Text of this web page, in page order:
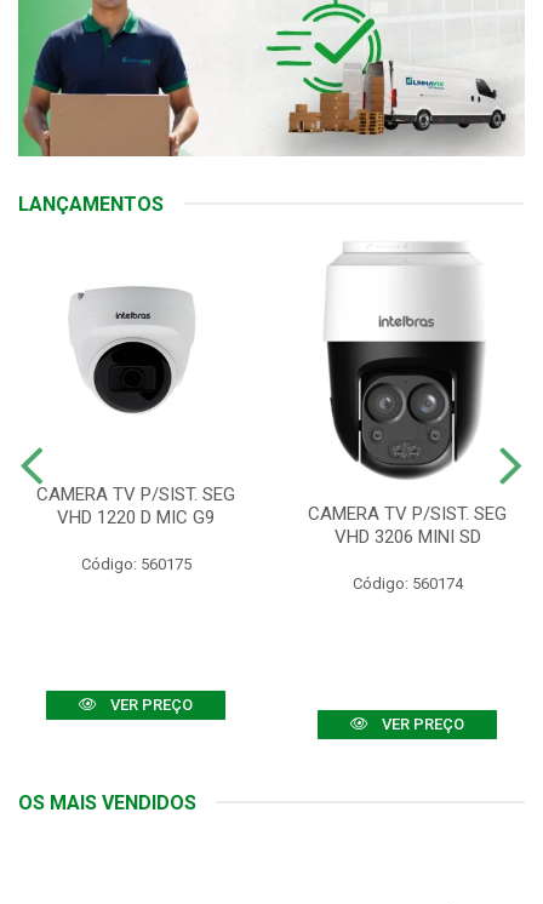
LANÇAMENTOS
CAMERA TV P/SIST. SEG
VHD 1220 D MIC G9
Código: 560175
VER PREÇO
CAMERA TV P/SIST. SEG
VHD 3206 MINI SD
Código: 560174
VER PREÇO
OS MAIS VENDIDOS